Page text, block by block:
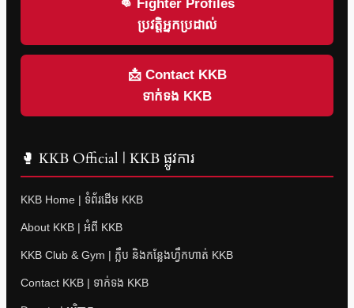
👊 Fighter Profiles
ប្រវត្តិអ្នកប្រដាល់
📩 Contact KKB
ទាក់ទង KKB
🥊 KKB Official | KKB ផ្លូវការ
KKB Home | ទំព័រដើម KKB
About KKB | អំពី KKB
KKB Club & Gym | ក្លឹប និងកន្លែងហ្វឹកហាត់ KKB
Contact KKB | ទាក់ទង KKB